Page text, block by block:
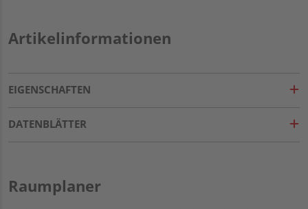
Artikelinformationen
EIGENSCHAFTEN
DATENBLÄTTER
Raumplaner